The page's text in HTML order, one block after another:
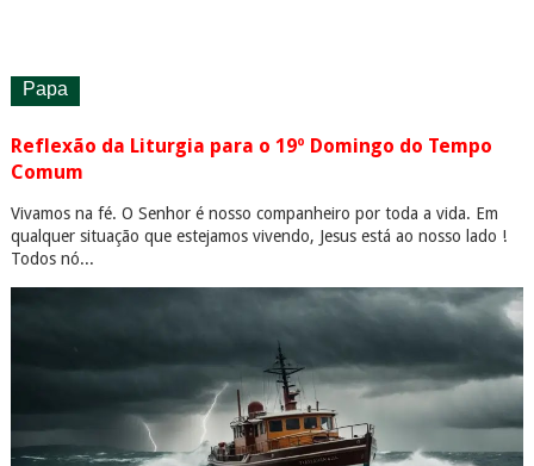
Papa
Reflexão da Liturgia para o 19º Domingo do Tempo
Comum
Vivamos na fé. O Senhor é nosso companheiro por toda a vida. Em
qualquer situação que estejamos vivendo, Jesus está ao nosso lado !
Todos nó...